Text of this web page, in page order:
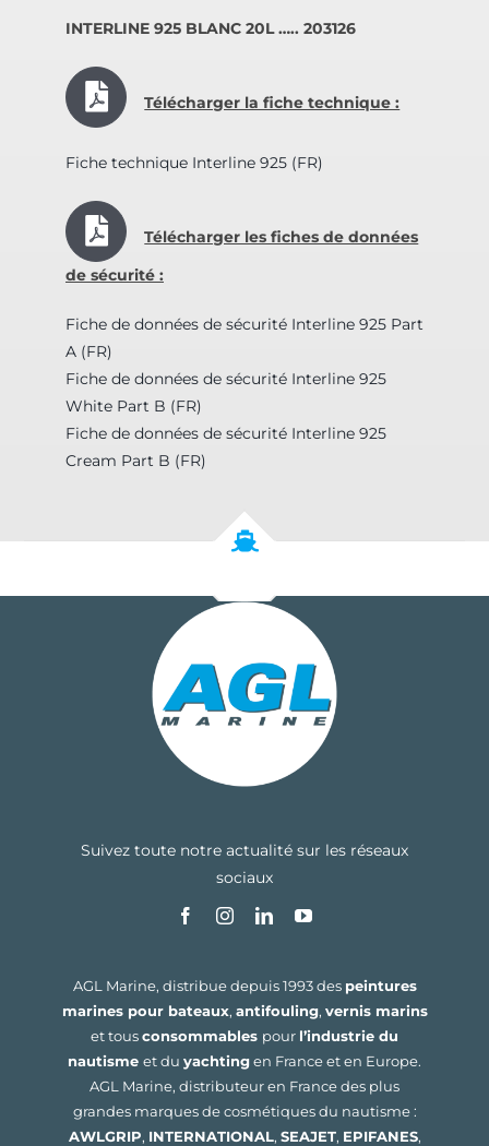
INTERLINE 925 BLANC 20L ….. 203126
Télécharger la fiche technique :
Fiche technique Interline 925 (FR)
Télécharger les fiches de données
de sécurité :
Fiche de données de sécurité Interline 925 Part
A (FR)
Fiche de données de sécurité Interline 925
White Part B (FR)
Fiche de données de sécurité Interline 925
Cream Part B (FR)
Suivez toute notre actualité sur les réseaux
sociaux
AGL Marine, distribue depuis 1993 des peintures
marines pour bateaux, antifouling, vernis marins
et tousconsommables pour l’industrie du
nautisme et du yachtingen France et en Europe.
AGL Marine, distributeur en France des plus
grandes marques de cosmétiques du nautisme :
AWLGRIP, INTERNATIONAL, SEAJET, EPIFANES,